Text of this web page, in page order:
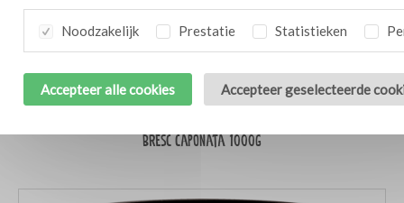
Noodzakelijk Prestatie Statistieken
Accepteer alle cookies Accepteer geselecteerde
Bresc Caponata 1000g